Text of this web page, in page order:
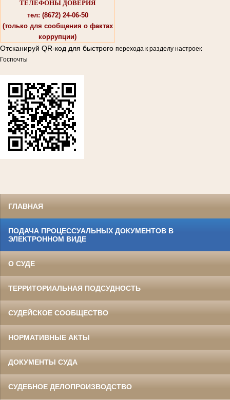
ТЕЛЕФОНЫ ДОВЕРИЯ
тел: (8672) 24-06-50
(только для сообщения о фактах
коррупции)
Отсканируй QR-код для быстрого перехода к разделу настроек
Госпочты
ГЛАВНАЯ
ПОДАЧА ПРОЦЕССУАЛЬНЫХ ДОКУМЕНТОВ В
ЭЛЕКТРОННОМ ВИДЕ
О СУДЕ
ТЕРРИТОРИАЛЬНАЯ ПОДСУДНОСТЬ
СУДЕЙСКОЕ СООБЩЕСТВО
НОРМАТИВНЫЕ АКТЫ
ДОКУМЕНТЫ СУДА
СУДЕБНОЕ ДЕЛОПРОИЗВОДСТВО